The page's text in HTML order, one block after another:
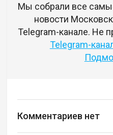
Мы собрали все
новости
Telegram-канале. Не
Telegram-
Комментариев нет